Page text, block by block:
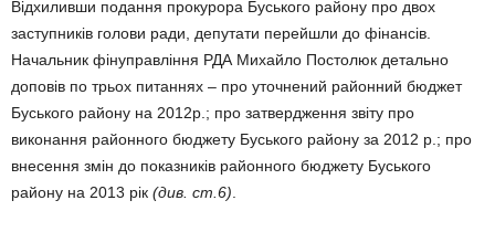
Відхиливши подання прокурора Буського району про двох
заступ­ни­ків голови ради, депутати перейшли до фі­нансів.
Начальник фінуправ­ління РДА Михайло Постолюк детально
доповів по трьох питан­нях – про уточнений районний бюджет
Бу­ського району на 2012р.; про за­твердження звіту про
виконання районного бюджету Буського ра­йону за 2012 р.; про
внесення змін до по­казників районного бюджету Бу­сько­го
району на 2013 рік (див. ст.6)